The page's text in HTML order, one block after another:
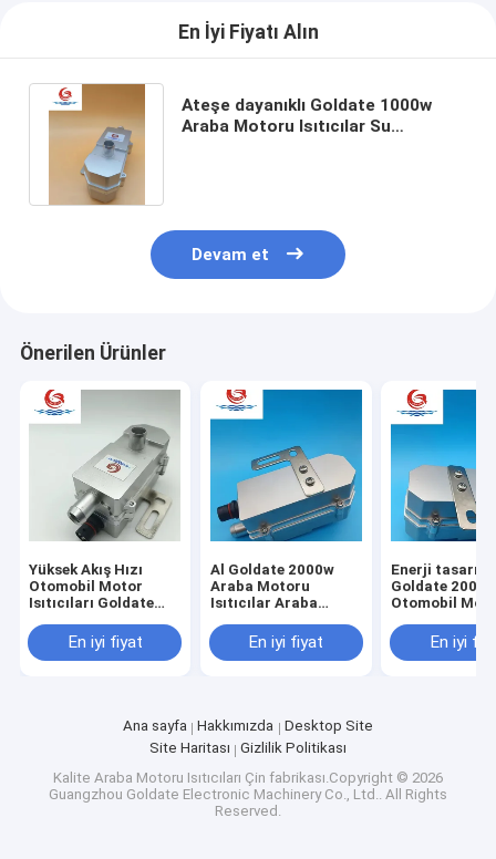
Motor ısıtma fişleriEn İyi Fiyatı Alın
Ateşe dayanıklı Goldate 1000w
Araba Motoru Isıtıcılar Su
Devam et
Önerilen Ürünler
Yüksek Akış Hızı
Otomobil Motor
Isıtıcıları Goldate
Motoru Ön Isıtıcı
Hızlı Isıtma
En iyi fiyat
Al Goldate 2000w
Araba Motoru
Isıtıcılar Araba
Isıtıcısı Güvenli ve
Güvenilir PTC Isıtma
En iyi fiyat
Enerji
Goldate
Otomobil
Önyükleyici
Ve Güvenilir
En iyi
Ana sayfa Hakkımızda
Desktop Site
Site Haritası
Gizlilik Politikası
Kalite Araba Motoru Isıtıcıları Çin fabrikası.Copyright © 2026
Guangzhou Goldate Electronic Machinery Co., Ltd.. All Rights
Reserved.